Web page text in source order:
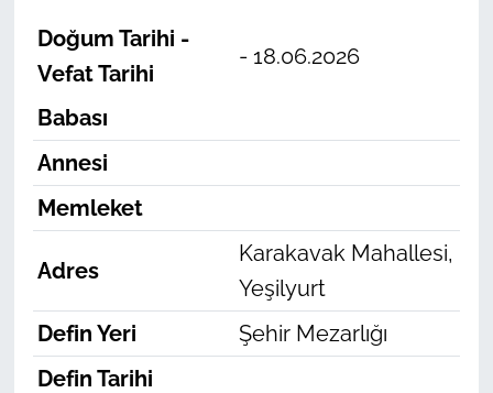
Doğum Tarihi -
Vefat Tarihi
- 18.06.2026
Babası
Annesi
Memleket
Adres
Karakavak Mahallesi,
Yeşilyurt
Defin Yeri
Şehir Mezarlığı
Defin Tarihi